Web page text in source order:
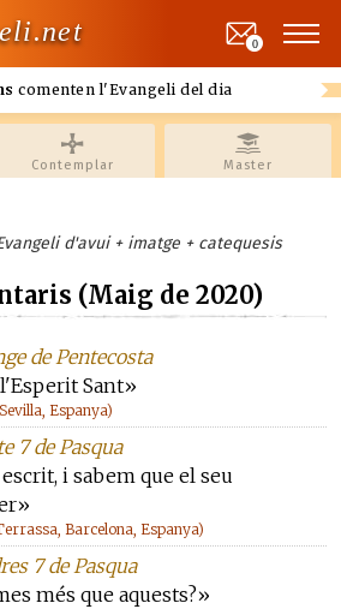
comenten l'Evangeli del dia
0
Contemplar Master
d'avui + imatge + catequesis
(Maig de 2020)
de Pentecosta
Sant»
Espanya)
7 de Pasqua
i sabem que el seu
Barcelona, Espanya)
7 de Pasqua
més que aquests?»